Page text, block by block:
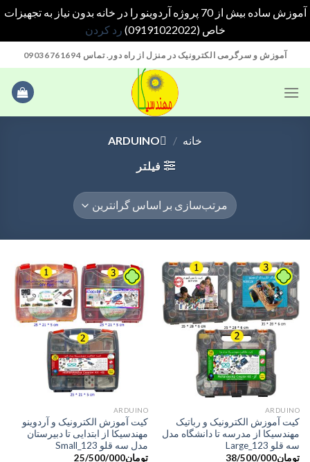
آموزش ساده بیش از 70 پروژه آردوینو را در خانه بدون نیاز به تجهیزات
خاص (09191022022)
رد کردن
to
آموزش و سرگرمی الکترونیک در منزل از راه دور. تماس 09036761694
خانه /
َARDUINO
فیلتر
ARDUINO
کیت آموزش الکترونیک و رباتیک
مهندسیکا از مدرسه تا دانشگاه مدل
سه قلو Large_123
تومان38/500/000
ARDUINO
کیت آموزش الکترونیک و آردوینو
مهندسیکا از ابتدایی تا دبیرستان
مدل سه قلو Small_123
تومان25/500/000